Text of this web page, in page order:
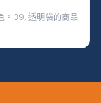
。39. 透明袋的商品